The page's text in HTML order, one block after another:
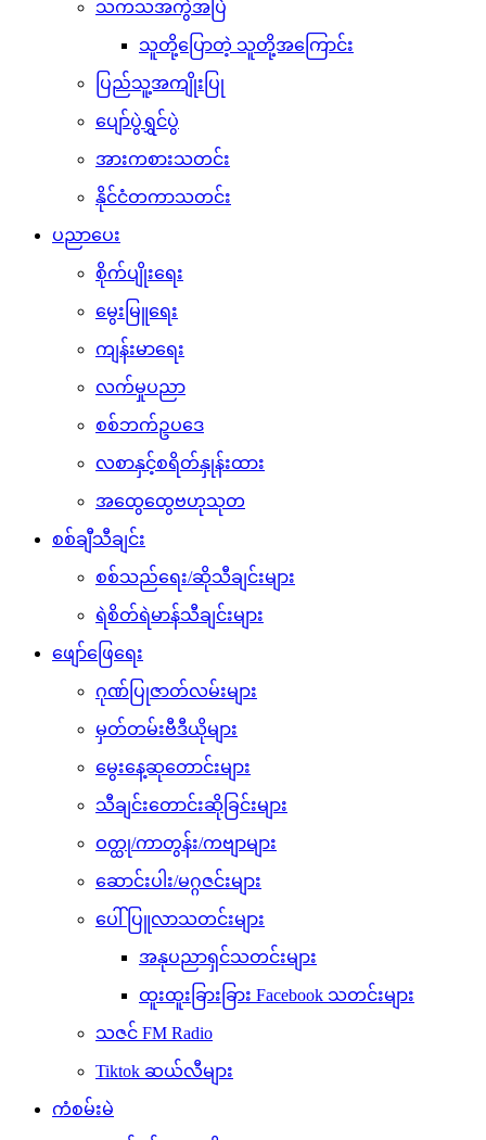
သကသအကွဲအပြဲ
သူတို့ပြောတဲ့ သူတို့အကြောင်း
ပြည်သူ့အကျိုးပြု
ပျော်ပွဲရွှင်ပွဲ
အားကစားသတင်း
နိုင်ငံတကာသတင်း
ပညာပေး
စိုက်ပျိုးရေး
မွေးမြူရေး
ကျန်းမာရေး
လက်မှုပညာ
စစ်ဘက်ဥပဒေ
လစာနှင့်စရိတ်နှုန်းထား
အထွေထွေဗဟုသုတ
စစ်ချီသီချင်း
စစ်သည်ရေး/ဆိုသီချင်းများ
ရဲစိတ်ရဲမာန်သီချင်းများ
ဖျော်ဖြေရေး
ဂုဏ်ပြုဇာတ်လမ်းများ
မှတ်တမ်းဗီဒီယိုများ
မွေးနေ့ဆုတောင်းများ
သီချင်းတောင်းဆိုခြင်းများ
ဝတ္ထု/ကာတွန်း/ကဗျာများ
ဆောင်းပါး/မဂ္ဂဇင်းများ
ပေါ်ပြူလာသတင်းများ
အနုပညာရှင်သတင်းများ
ထူးထူးခြားခြား Facebook သတင်းများ
သဇင် FM Radio
Tiktok ဆယ်လီများ
ကံစမ်းမဲ